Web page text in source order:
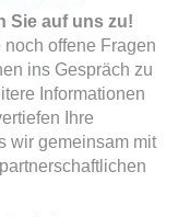
Sie auf uns zu!
offene Fragen
ins Gespräch zu
Informationen
Ihre
wir gemeinsam mit